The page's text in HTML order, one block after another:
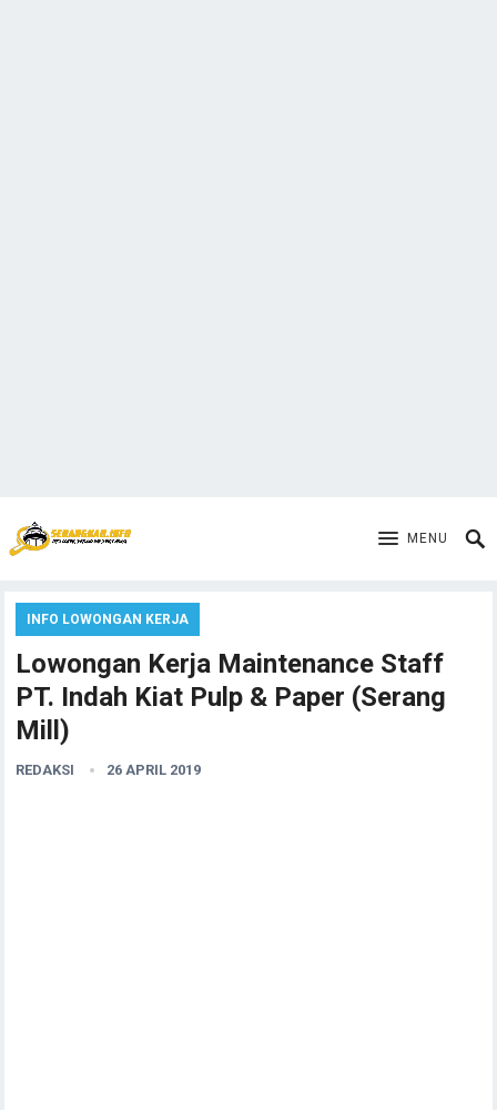
MENU
INFO LOWONGAN KERJA
Lowongan Kerja Maintenance Staff
PT. Indah Kiat Pulp & Paper (Serang
Mill)
REDAKSI 26 APRIL 2019